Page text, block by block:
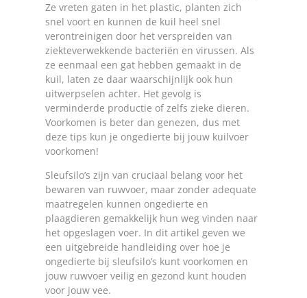
Ze vreten gaten in het plastic, planten zich
snel voort en kunnen de kuil heel snel
verontreinigen door het verspreiden van
ziekteverwekkende bacteriën en virussen. Als
ze eenmaal een gat hebben gemaakt in de
kuil, laten ze daar waarschijnlijk ook hun
uitwerpselen achter. Het gevolg is
verminderde productie of zelfs zieke dieren.
Voorkomen is beter dan genezen, dus met
deze tips kun je ongedierte bij jouw kuilvoer
voorkomen!
Sleufsilo’s zijn van cruciaal belang voor het
bewaren van ruwvoer, maar zonder adequate
maatregelen kunnen ongedierte en
plaagdieren gemakkelijk hun weg vinden naar
het opgeslagen voer. In dit artikel geven we
een uitgebreide handleiding over hoe je
ongedierte bij sleufsilo’s kunt voorkomen en
jouw ruwvoer veilig en gezond kunt houden
voor jouw vee.